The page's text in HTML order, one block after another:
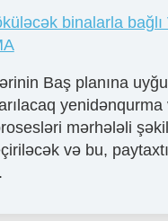
binalarla bağlı
Baş planına
yenidənqurma
mərhələli
və bu,